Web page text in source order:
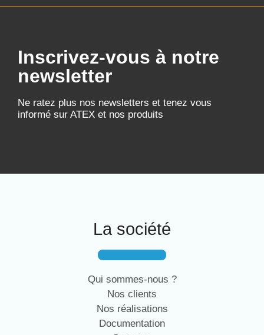
Inscrivez-vous à notre
newsletter
Ne ratez plus nos newsletters et tenez vous
informé sur ATEX et nos produits
La société
Qui sommes-nous ?
Nos clients
Nos réalisations
Documentation